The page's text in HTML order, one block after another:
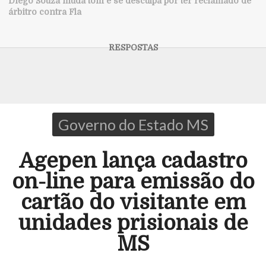
árbitro contra Fla
Governo do Estado MS
Agepen lança cadastro
on-line para emissão do
cartão do visitante em
unidades prisionais de
MS